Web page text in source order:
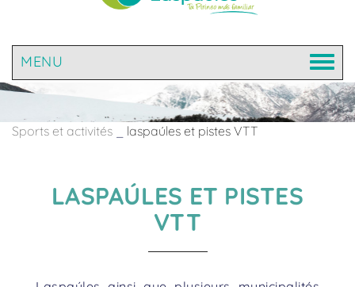
MENU
Sports et activités laspaúles et pistes VTT
LASPAÚLES ET PISTES
VTT